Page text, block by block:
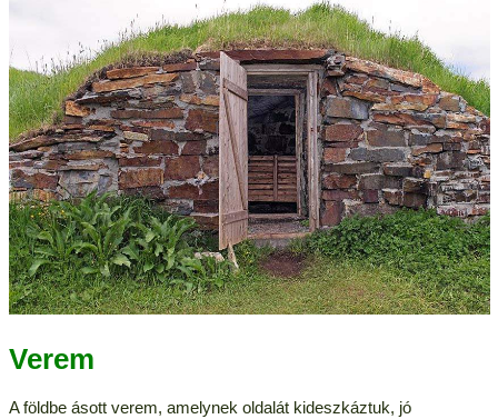
Verem
A földbe ásott verem, amelynek oldalát kideszkáztuk, jó